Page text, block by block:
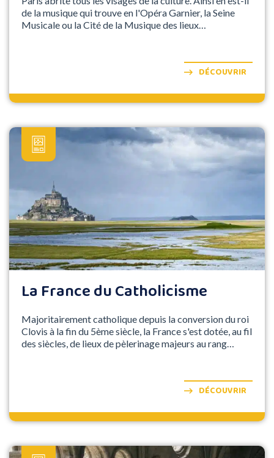
de la musique qui trouve en l'Opéra Garnier, la Seine
Musicale ou la Cité de la Musique des lieux
DÉCOUVRIR
La France du Catholicisme
Majoritairement catholique depuis la conversion du roi
Clovis à la fin du 5ème siècle, la France s'est dotée, au fil
des siècles, de lieux de pèlerinage majeurs au rang
DÉCOUVRIR